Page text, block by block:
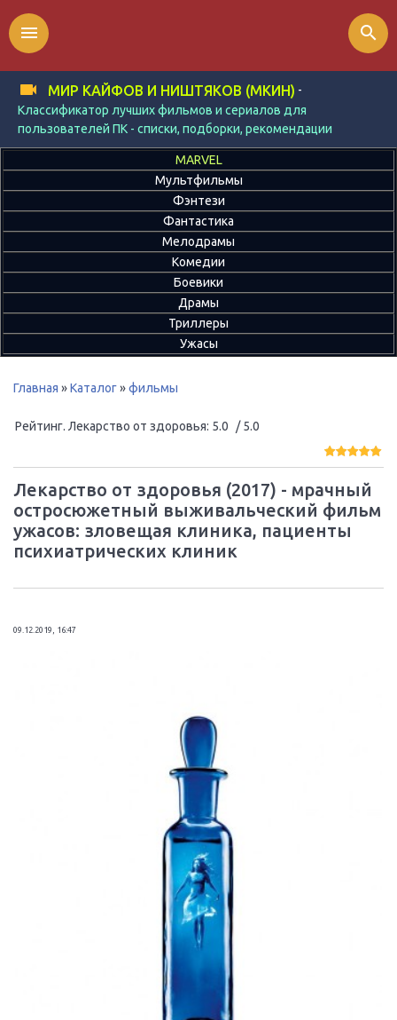
МИР КАЙФОВ И НИШТЯКОВ (МКИН) -
Классификатор лучших фильмов и сериалов для
пользователей ПК - списки, подборки, рекомендации
menu search
MARVEL
Мультфильмы
Фэнтези
Фантастика
Мелодрамы
Комедии
Боевики
Драмы
Триллеры
Ужасы
Главная »Каталог»фильмы
Рейтинг. Лекарство от здоровья: 5.0 / 5.0
Лекарство от здоровья (2017) - мрачный
остросюжетный выживальческий фильм
ужасов: зловещая клиника, пациенты
психиатрических клиник
09.12.2019, 16:47